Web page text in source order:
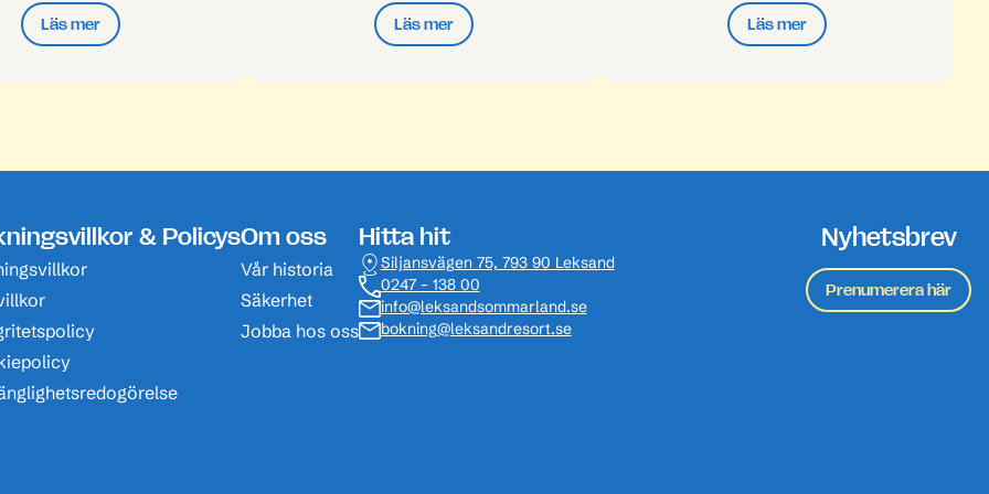
Läs mer Läs mer Läs mer
& PolicysOm oss
Vår historia
Säkerhet
Jobba hos oss
Hitta hit
Siljansvägen 75, 793 90 Leksand
0247 – 138 00
info@leksandsommarland.se
bokning@leksandresort.se
Nyhetsbrev
Prenumerera här